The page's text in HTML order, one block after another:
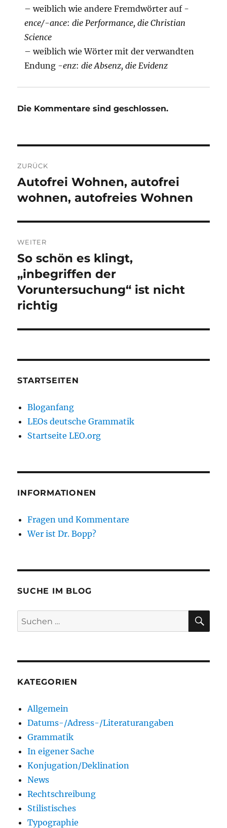
– weiblich wie andere Fremdwörter auf -
ence/-ance:die Performance, die Christian
Science
– weiblich wie Wörter mit der verwandten
Endung -enz:die Absenz, die Evidenz
Die Kommentare sind geschlossen.
ZURÜCK
Vorheriger
Beitrag:
Autofrei Wohnen, autofrei
wohnen, autofreies Wohnen
WEITER
Nächster
Beitrag:
So schön es klingt,
„inbegriffen der
Voruntersuchung“ ist nicht
richtig
STARTSEITEN
Bloganfang
LEOs deutsche Grammatik
Startseite LEO.org
INFORMATIONEN
Fragen und Kommentare
Wer ist Dr. Bopp?
SUCHE IM BLOG
Suchen
nach:
KATEGORIEN
Allgemein
Datums-/Adress-/Literaturangaben
Grammatik
In eigener Sache
Konjugation/Deklination
News
Rechtschreibung
Stilistisches
Typographie